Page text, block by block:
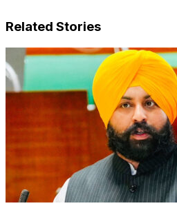
Related Stories